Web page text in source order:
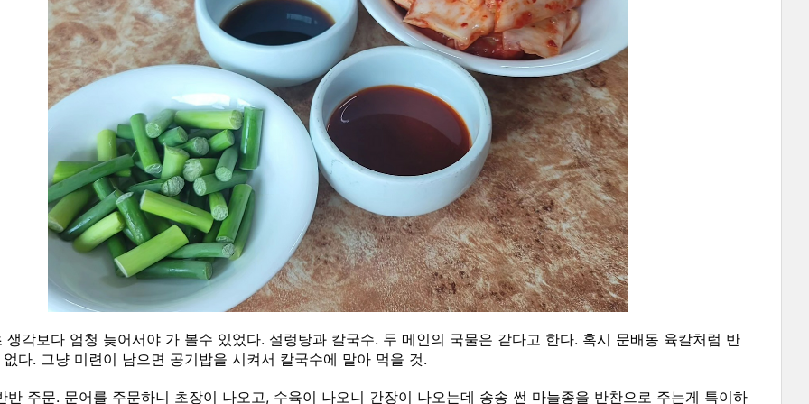
생각보다 엄청 늦어서야 가 볼수 있었다. 설렁탕과 칼국수. 두 메인의 국물은 같다고 한다. 혹시 문배동 육칼처럼 반
다. 그냥 미련이 남으면 공기밥을 시켜서 칼국수에 말아 먹을 것.
반 주문. 문어를 주문하니 초장이 나오고, 수육이 나오니 간장이 나오는데 송송 썬 마늘종을 반찬으로 주는게 특이하